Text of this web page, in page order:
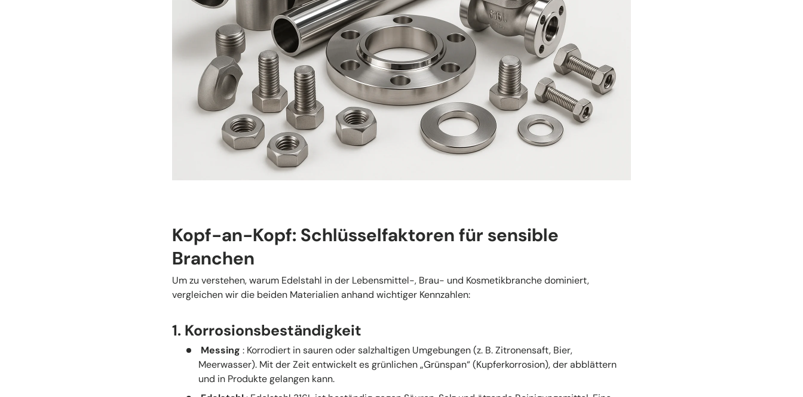
Kopf-an-Kopf: Schlüsselfaktoren für sensible
Branchen
Um zu verstehen, warum Edelstahl in der Lebensmittel-, Brau- und Kosmetikbranche dominiert,
vergleichen wir die beiden Materialien anhand wichtiger Kennzahlen:
1. Korrosionsbeständigkeit
Messing : Korrodiert in sauren oder salzhaltigen Umgebungen (z. B. Zitronensaft, Bier,
Meerwasser). Mit der Zeit entwickelt es grünlichen „Grünspan“ (Kupferkorrosion), der abblättern
und in Produkte gelangen kann.